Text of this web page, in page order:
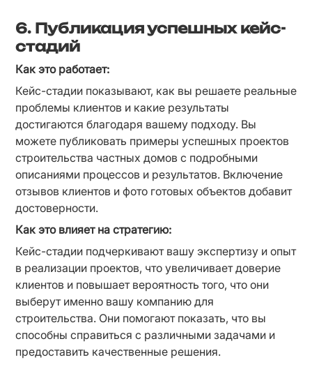
6. Публикация успешных кейс-
стадий
Как это работает:
Кейс-стадии показывают, как вы решаете реальные
проблемы клиентов и какие результаты
достигаются благодаря вашему подходу. Вы
можете публиковать примеры успешных проектов
строительства частных домов с подробными
описаниями процессов и результатов. Включение
отзывов клиентов и фото готовых объектов добавит
достоверности.
Как это влияет на стратегию:
Кейс-стадии подчеркивают вашу экспертизу и опыт
в реализации проектов, что увеличивает доверие
клиентов и повышает вероятность того, что они
выберут именно вашу компанию для
строительства. Они помогают показать, что вы
способны справиться с различными задачами и
предоставить качественные решения.